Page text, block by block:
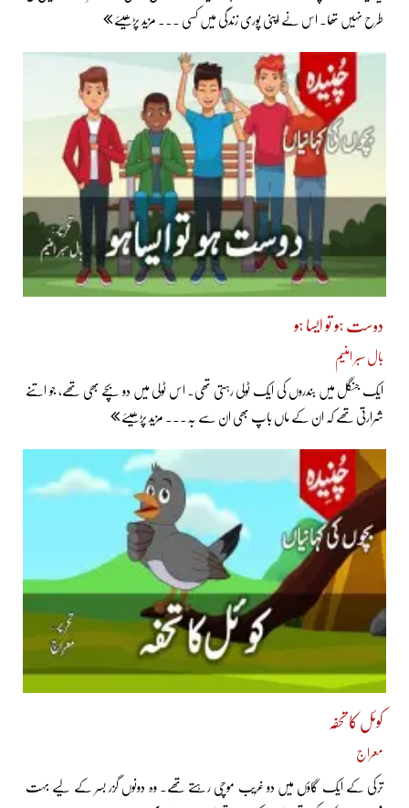
طرح نہیں تھا۔ اس نے اپنی پوری زندگی میں کسی ... مزید پڑھیئے
دوست ہو تو ایسا ہو
بال سبر امنیم
ایک جنگل میں بندروں کی ایک ٹولی رہتی تھی۔ اس ٹولی میں دو بچّے بھی تھے، جو اتنے
شرارتی تھے کہ ان کے ماں باپ بھی ان سے بہ... مزید پڑھیئے
کوئل کا تحفہ
معراج
ترکی کے ایک گاؤں میں دو غریب موچی رہتے تھے۔ وہ دونوں گزر بسر کے لیے بہت